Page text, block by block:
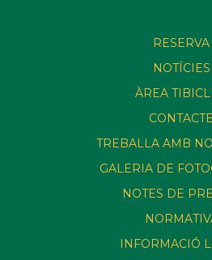
RESERVA
NOTÍCIES
ÀREA
CONTACTE
TREBALLA AMB
GALERIA DE
NOTES DE
INFORMACIÓ